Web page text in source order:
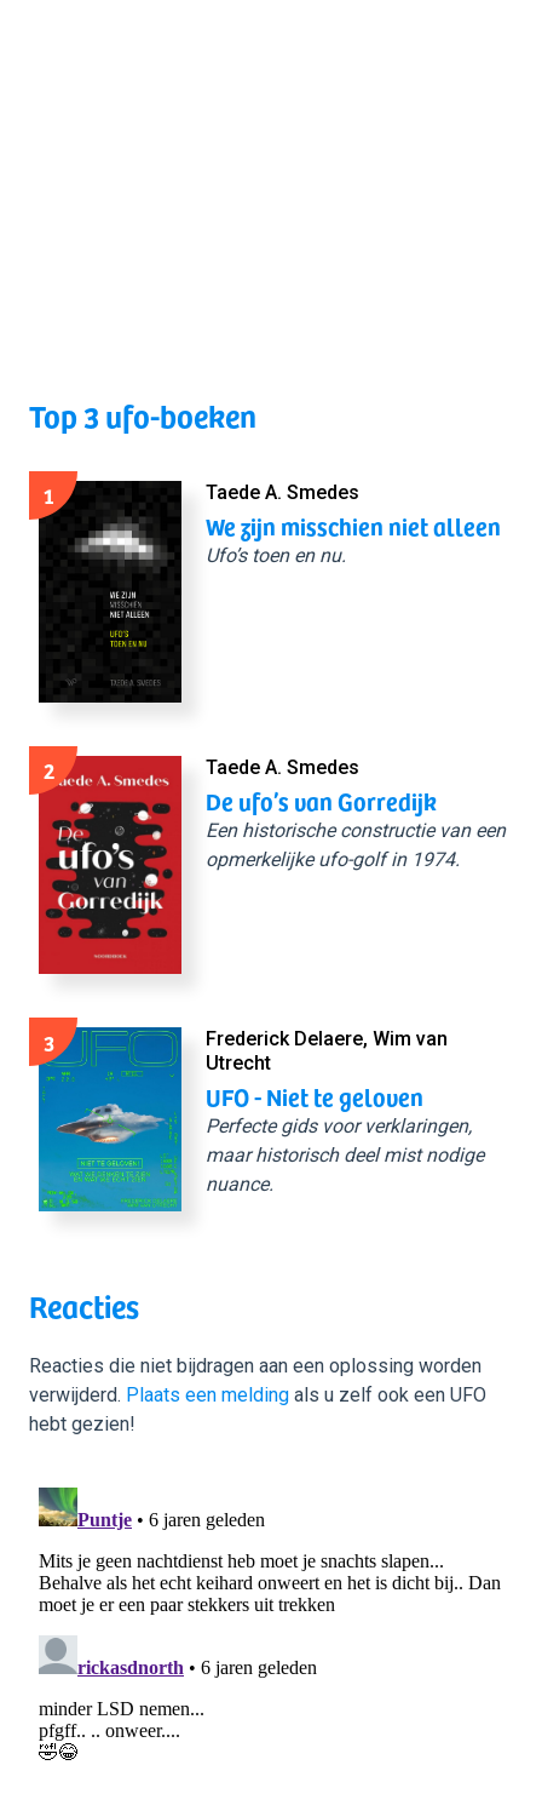
Top 3 ufo-boeken
1 Taede A. Smedes
We zijn misschien niet alleen
Ufo’s toen en nu.
2 Taede A. Smedes
De ufo’s van Gorredijk
Een historische constructie van een
opmerkelijke ufo-golf in 1974.
3
Frederick Delaere, Wim van
Utrecht
UFO - Niet te geloven
Perfecte gids voor verklaringen,
maar historisch deel mist nodige
nuance.
Reacties
Reacties die niet bijdragen aan een oplossing worden
verwijderd. Plaats een melding als u zelf ook een UFO
hebt gezien!